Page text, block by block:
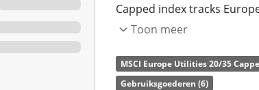
Capped index tracks
The weight of the largest
The ETF'sTER(total
Toon meer
MSCI Europe Utilities 20/35
Gebruiksgoederen (6)